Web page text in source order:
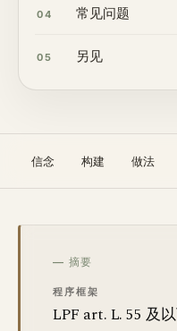
04 常见问题
05 另见
信念 构建 做法
— 摘要
程序框架
LPF art. L. 55 及